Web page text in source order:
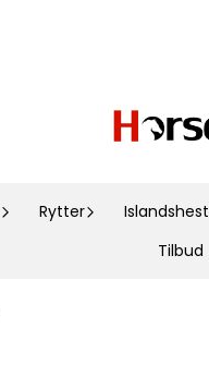
Rytter Islandshest
Tilbud